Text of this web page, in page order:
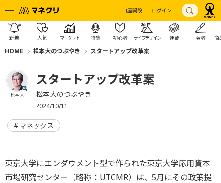
口座開設 ログイン
新着 人気 マーケット 特集 初心者 ライフデザイン 連載 著者 商
HOME 松本大のつぶやき スタートアップ改革案
松本 大
スタートアップ改革案
松本大のつぶやき
2024/10/11
マネックス
東京大学にエンダウメント型で作られた東京大学応用資本
市場研究センター（略称：UTCMR）は、5月にその政策提